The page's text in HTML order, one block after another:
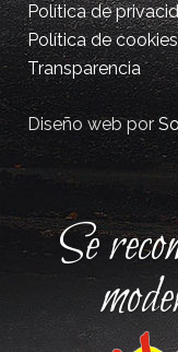
Política de
Política de cookies
Transparencia
Diseño web por
Se